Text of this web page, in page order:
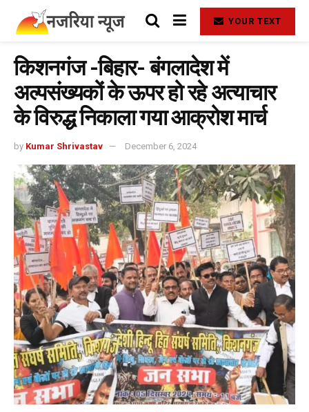
YOUR TEXT
किशनगंज -बिहार- बंगलादेश में
अल्पसंख्यकों के ऊपर हो रहे अत्याचार
के विरुद्ध निकाला गया आक्रोश मार्च
by Kumar Shrivastav December 6, 2024